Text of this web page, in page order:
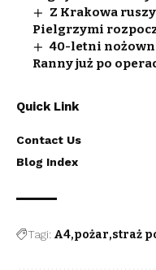
Z Krakowa
Pielgrzymi
40-letni
Ranny już po
Quick Link
Contact Us
Blog Index
Tagi: A4 pożar straż